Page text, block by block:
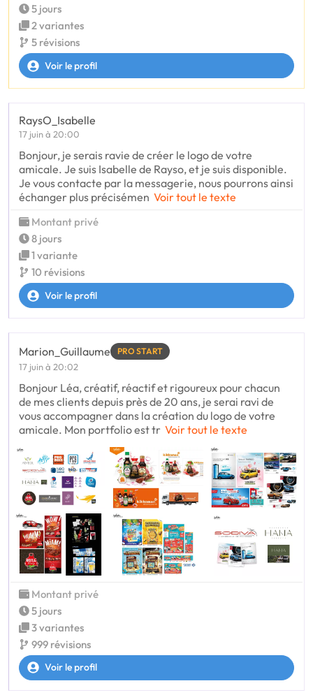
5 jours
2 variantes
5 révisions
Voir le profil
RaysO_Isabelle
17 juin à 20:00
Bonjour, je serais ravie de créer le logo de votre
amicale. Je suis Isabelle de Rayso, et je suis disponible.
Je vous contacte par la messagerie, nous pourrons ainsi
échanger plus précisémen Voir tout le texte
Montant privé
8 jours
1 variante
10 révisions
Voir le profil
Marion_Guillaume PRO START
17 juin à 20:02
Bonjour Léa, créatif, réactif et rigoureux pour chacun
de mes clients depuis près de 20 ans, je serai ravi de
vous accompagner dans la création du logo de votre
amicale. Mon portfolio est tr Voir tout le texte
Montant privé
5 jours
3 variantes
999 révisions
Voir le profil